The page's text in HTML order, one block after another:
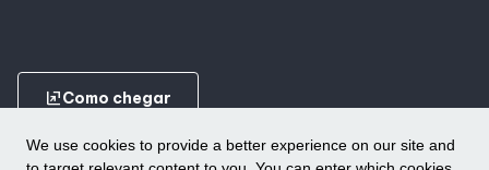
We use cookies to provide a better experience on our site and
ungroupComo chegar